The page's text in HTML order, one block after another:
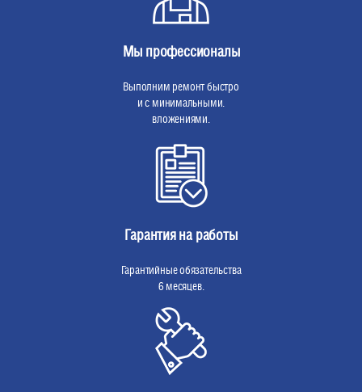
Мы профессионалы
Выполним ремонт быстро
и с минимальными.
вложениями.
Гарантия на работы
Гарантийные обязательства
6 месяцев.